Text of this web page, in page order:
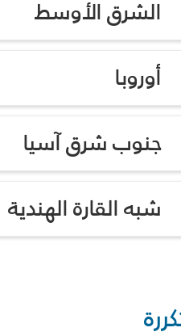
الشرق الأوسط
أوروبا
جنوب شرق آسيا
شبه القارة الهندية